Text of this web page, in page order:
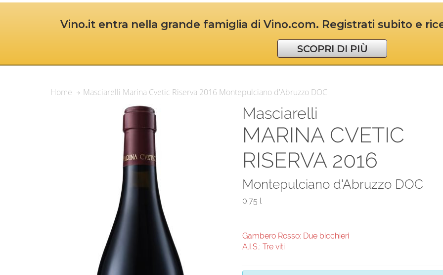
Vino.it entra nella grande famiglia di Vino.com. Registrati subito e
SCOPRI DI PIÙ
Home Masciarelli Marina Cvetic Riserva 2016 Montepulciano d'Abruzzo DOC
Masciarelli
MARINA CVETIC
RISERVA 2016
Montepulciano d'Abruzzo DOC
0.75 l
Gambero Rosso: Due bicchieri
A.I.S.: Tre viti